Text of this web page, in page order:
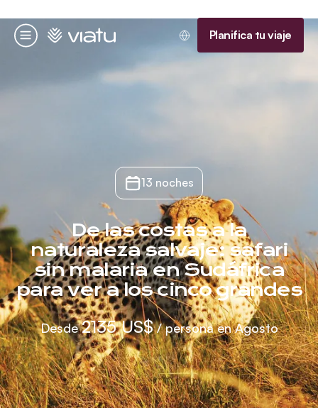
Menú
Página de inicio Planifica tu viaje
13 noches
De las costas a la
naturaleza salvaje: safari
sin malaria en Sudáfrica
para ver a los cinco grandes
Desde2135 US$/ persona en Agosto